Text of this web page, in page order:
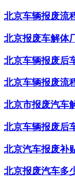
北京车辆报废流
北京报废车解体
北京车辆报废后
北京车辆报废流
北京市报废汽车
北京车辆报废后
北京汽车报废补
北京报废汽车多